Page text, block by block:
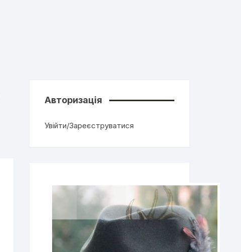
Авторизація
Увійти/Зареєструватися